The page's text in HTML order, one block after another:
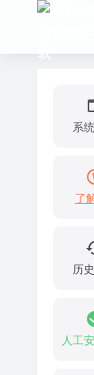
系
了
历
人工